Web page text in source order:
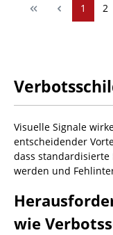
1 2
Visuelle Signale
entscheidender
dass
werden und
wie